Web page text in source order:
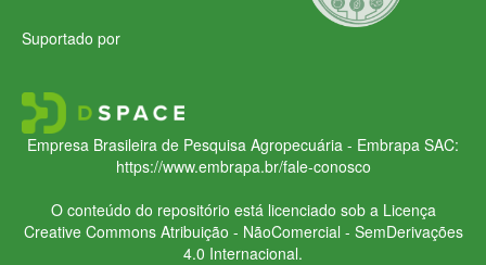
Suportado por
Empresa Brasileira de Pesquisa Agropecuária - Embrapa SAC:
https://www.embrapa.br/fale-conosco
O conteúdo do repositório está licenciado sob a Licença
Creative CommonsAtribuição - NãoComercial - SemDerivações
4.0 Internacional.